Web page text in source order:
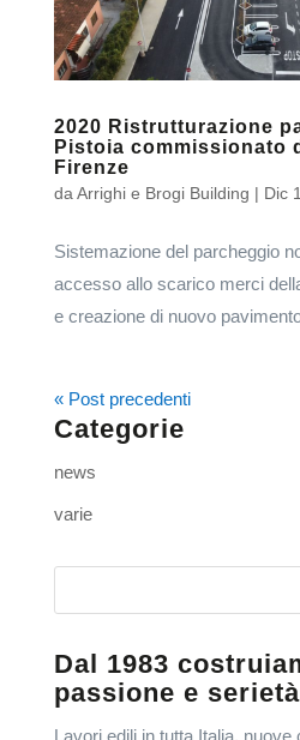
2020 Ristrutturazione
Pistoia commissionato
Firenze
daArrighi e Brogi Building | Dic
Sistemazione del parcheggio
accesso allo scarico merci
e creazione di nuovo
« Post precedenti
Categorie
news
varie
Dal 1983
passione e serietà
Lavori edili in tutta Italia, nuove